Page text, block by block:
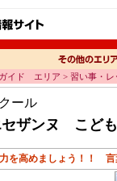
イド エリア > 習い事・レ
ール
セザンヌ こど
を高めましょう！！ 言